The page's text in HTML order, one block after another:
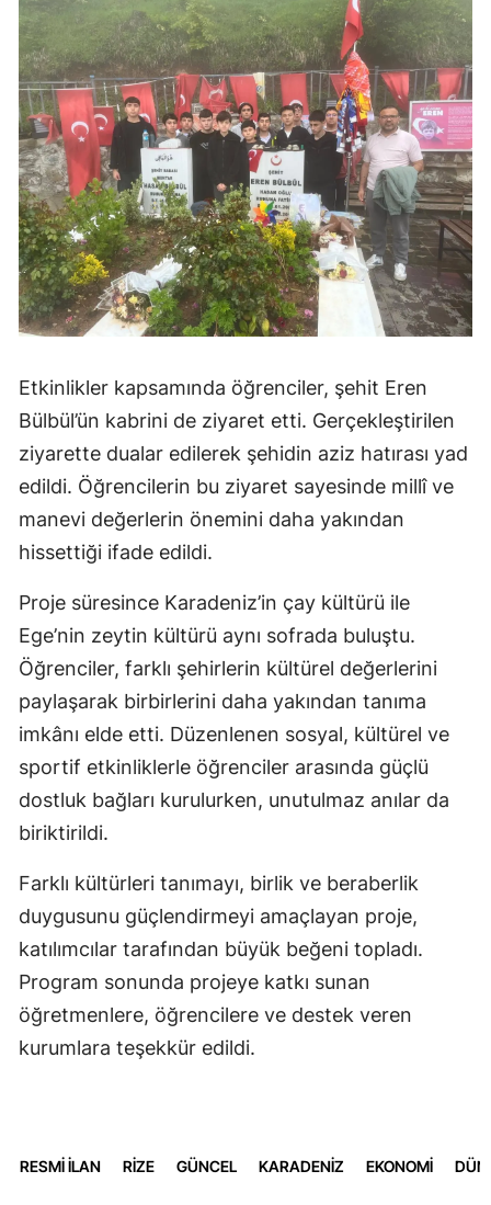
Etkinlikler kapsamında öğrenciler, şehit Eren
Bülbül’ün kabrini de ziyaret etti. Gerçekleştirilen
ziyarette dualar edilerek şehidin aziz hatırası yad
edildi. Öğrencilerin bu ziyaret sayesinde millî ve
manevi değerlerin önemini daha yakından
hissettiği ifade edildi.
Proje süresince Karadeniz’in çay kültürü ile
Ege’nin zeytin kültürü aynı sofrada buluştu.
Öğrenciler, farklı şehirlerin kültürel değerlerini
paylaşarak birbirlerini daha yakından tanıma
imkânı elde etti. Düzenlenen sosyal, kültürel ve
sportif etkinliklerle öğrenciler arasında güçlü
dostluk bağları kurulurken, unutulmaz anılar da
biriktirildi.
Farklı kültürleri tanımayı, birlik ve beraberlik
duygusunu güçlendirmeyi amaçlayan proje,
katılımcılar tarafından büyük beğeni topladı.
Program sonunda projeye katkı sunan
öğretmenlere, öğrencilere ve destek veren
kurumlara teşekkür edildi.
RESMİ İLAN RİZE GÜNCEL KARADENİZ EKONOMİ